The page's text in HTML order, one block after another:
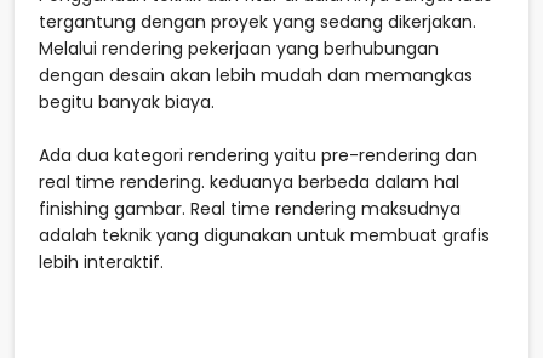
tergantung dengan proyek yang sedang dikerjakan.
Melalui rendering pekerjaan yang berhubungan
dengan desain akan lebih mudah dan memangkas
begitu banyak biaya.
Ada dua kategori rendering yaitu pre-rendering dan
real time rendering. keduanya berbeda dalam hal
finishing gambar. Real time rendering maksudnya
adalah teknik yang digunakan untuk membuat grafis
lebih interaktif.